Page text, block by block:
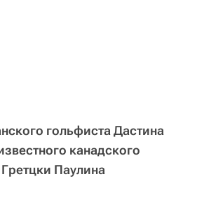
гольфиста Дастина
канадского
Паулина